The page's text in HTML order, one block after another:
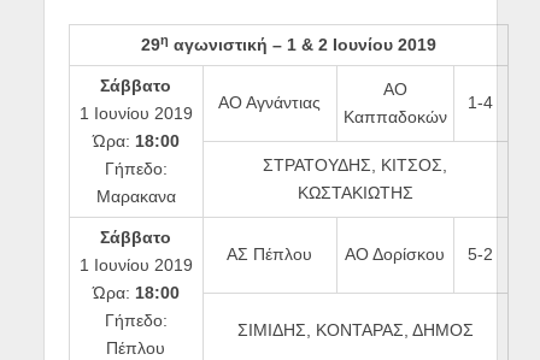
29η αγωνιστική – 1 & 2 Ιουνίου 2019
Σάββατο
1 Ιουνίου 2019
Ώρα: 18:00
Γήπεδο:
Μαρακανα
ΑΟ Αγνάντιας
ΑΟ
Καππαδοκών
1-4
ΣΤΡΑΤΟΥΔΗΣ, ΚΙΤΣΟΣ,
ΚΩΣΤΑΚΙΩΤΗΣ
Σάββατο
1 Ιουνίου 2019
Ώρα: 18:00
Γήπεδο:
Πέπλου
ΑΣ Πέπλου ΑΟ Δορίσκου 5-2
ΣΙΜΙΔΗΣ, ΚΟΝΤΑΡΑΣ, ΔΗΜΟΣ